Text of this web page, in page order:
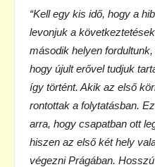
“Kell egy kis idő, hogy a
levonjuk a
második helyen
hogy újult erővel tudjuk
így történt. Akik az első
rontottak a folytatásban.
arra, hogy csapatban ott
hiszen az első két hely
végezni Prágában.